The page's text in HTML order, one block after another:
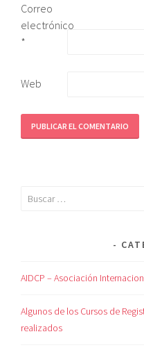
Correo
electrónico
*
Web
AIDCP – Asociación
Algunos de los Cursos de
realizados